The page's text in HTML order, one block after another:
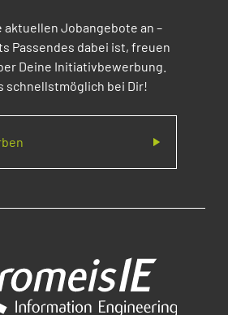
aktuellen Jobangebote an –
Passendes dabei ist, freuen
Deine Initiativbewerbung.
schnellstmöglich bei Dir!